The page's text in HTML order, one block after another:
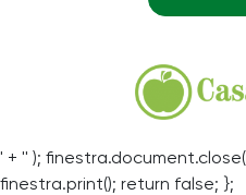
' + '' );
finestra.print(); return false; };